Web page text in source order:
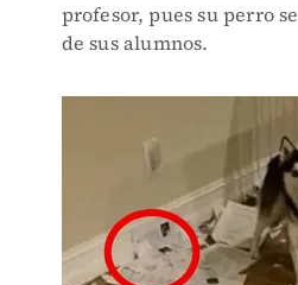
profesor, pues su perro
de sus alumnos.